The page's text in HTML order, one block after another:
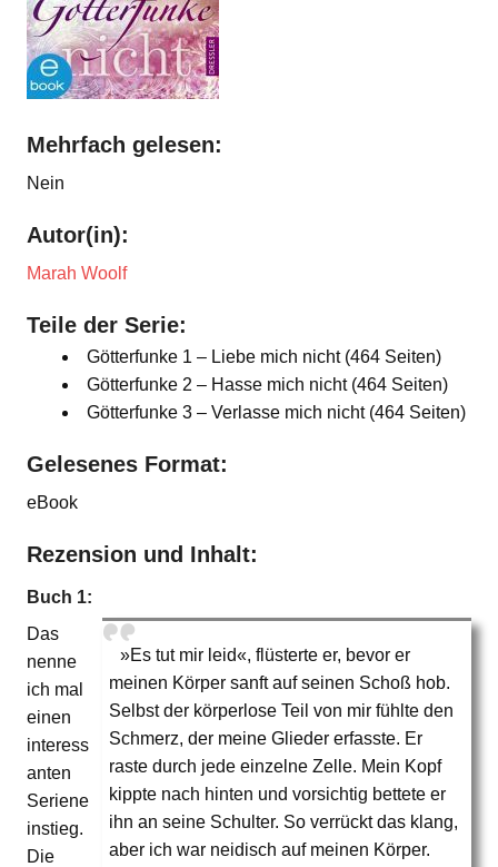
Mehrfach gelesen:
Nein
Autor(in):
Marah Woolf
Teile der Serie:
Götterfunke 1 – Liebe mich nicht (464 Seiten)
Götterfunke 2 – Hasse mich nicht (464 Seiten)
Götterfunke 3 – Verlasse mich nicht (464 Seiten)
Gelesenes Format:
eBook
Rezension und Inhalt:
Buch 1:
»Es tut mir leid«, flüsterte er, bevor er
meinen Körper sanft auf seinen Schoß hob.
Selbst der körperlose Teil von mir fühlte den
Schmerz, der meine Glieder erfasste. Er
raste durch jede einzelne Zelle. Mein Kopf
kippte nach hinten und vorsichtig bettete er
ihn an seine Schulter. So verrückt das klang,
aber ich war neidisch auf meinen Körper.
Das
nenne
ich mal
einen
interess
anten
Seriene
instieg.
Die